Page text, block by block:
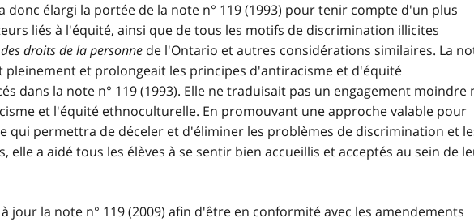
donc élargi la portée de la note n° 119 (1993) pour tenir compte d'un plus
liés à l'équité, ainsi que de tous les motifs de discrimination illicites
droits de la personne de l'Ontario et autres considérations similaires. La
pleinement et prolongeait les principes d'antiracisme et d'équité
dans la note n° 119 (1993). Elle ne traduisait pas un engagement moindre
et l'équité ethnoculturelle. En promouvant une approche valable pour
qui permettra de déceler et d'éliminer les problèmes de discrimination et
elle a aidé tous les élèves à se sentir bien accueillis et acceptés au sein de
jour la note n° 119 (2009) afin d'être en conformité avec les amendements